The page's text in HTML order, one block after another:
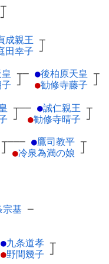
┬
┘
成親王 ┬
田幸子 ┘
┬
┘
─ ●後柏原天皇 ┬
●勧修寺藤子 ┘
┬
┘
── ●誠仁親王 ┬
●勧修寺晴子 ┘
┬
┘
─── ●鷹司教平 ┬
●冷泉為満の娘 ┘
宗基 ─
●九条道孝 ┬
●野間幾子 ┘